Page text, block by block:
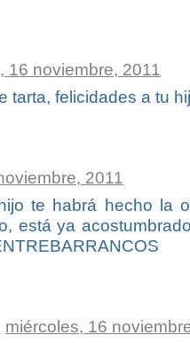
16 noviembre, 2011
tarta, felicidades a tu
2011
te habrá hecho la
está ya
miércoles, 16